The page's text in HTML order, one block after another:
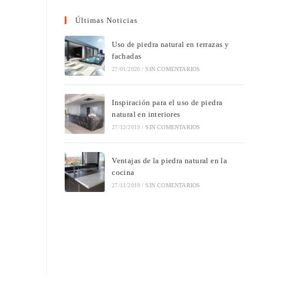
Últimas Noticias
Uso de piedra natural en terrazas y
fachadas
27/01/2020 / SIN COMENTARIOS
Inspiración para el uso de piedra
natural en interiores
27/12/2019 / SIN COMENTARIOS
Ventajas de la piedra natural en la
cocina
27/11/2019 / SIN COMENTARIOS